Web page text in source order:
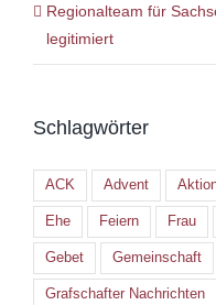
Regionalteam für
legitimiert
Schlagwörter
ACK Advent
Ehe Feiern Frau
Gebet Gemeinschaft
Grafschafter Nachrichten